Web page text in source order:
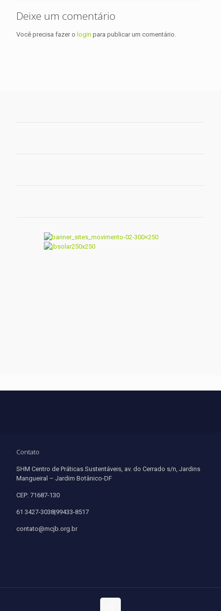
Deixe um comentário
Você precisa fazer o login para publicar um comentário.
Contato
SHM Centro de Práticas Sustentáveis, av. do Cerrado s/n, Jardins
Mangueiral – Jardim Botânico-DF
CEP: 71687-130
61 3427-3038|99433-8517
contato@mcjb.org.br